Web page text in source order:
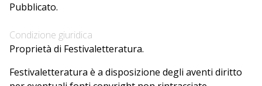
Pubblicato.
Condizione giuridica
Proprietà di Festivaletteratura.
Festivaletteratura è a disposizione degli aventi diritto